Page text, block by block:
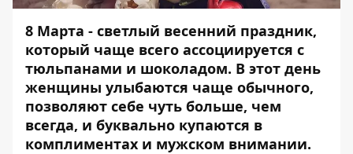
8 Марта - светлый весенний праздник,
который чаще всего ассоциируется с
тюльпанами и шоколадом. В этот день
женщины улыбаются чаще обычного,
позволяют себе чуть больше, чем
всегда, и буквально купаются в
комплиментах и мужском внимании.